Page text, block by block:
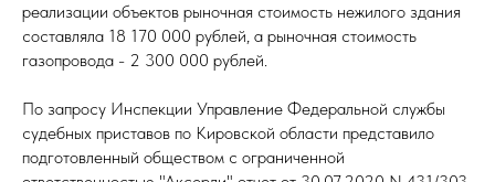
реализации объектов рыночная стоимость нежилого здания
составляла 18 170 000 рублей, а рыночная стоимость
газопровода - 2 300 000 рублей.
По запросу Инспекции Управление Федеральной службы
судебных приставов по Кировской области представило
подготовленный обществом с ограниченной